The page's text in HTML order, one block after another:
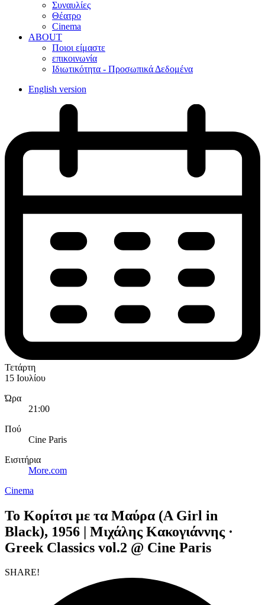
Συναυλίες
Θέατρο
Cinema
ABOUT
Ποιοι είμαστε
επικοινωνία
Ιδιωτικότητα - Προσωπικά Δεδομένα
English version
Τετάρτη
15 Ιουλίου
Ώρα
21:00
Πού
Cine Paris
Εισιτήρια
More.com
Cinema
To Κορίτσι με τα Μαύρα (A Girl in
Black), 1956 | Μιχάλης Κακογιάννης ·
Greek Classics vol.2 @ Cine Paris
SHARE!